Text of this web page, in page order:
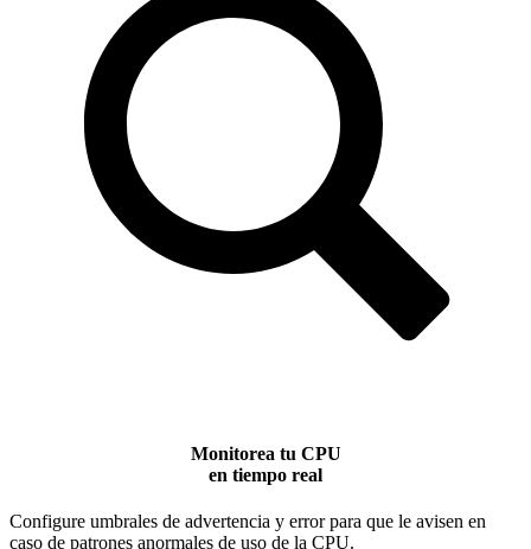
Monitorea tu CPU
en tiempo real
Configure umbrales de advertencia y error para que le avisen en
caso de patrones anormales de uso de la CPU.